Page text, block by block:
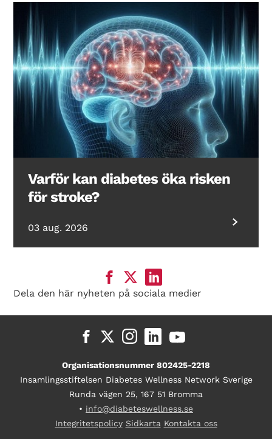
Varför kan diabetes öka risken
för stroke?
03 aug. 2026
Dela den här nyheten på sociala medier
Organisationsnummer 802425-2218
Insamlingsstiftelsen Diabetes Wellness Network Sverige
Runda vägen 25, 167 51 Bromma
• info@diabeteswellness.se
Integritetspolicy Sidkarta Kontakta oss